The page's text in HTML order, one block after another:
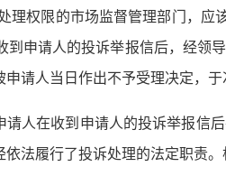
理权限的市场监督管理部门，
到申请人的投诉举报信后，经领
申请人当日作出不予受理决定
请人在收到申请人的投诉举报信
依法履行了投诉处理的法定职责